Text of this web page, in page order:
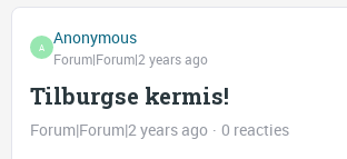
A Anonymous
Forum|Forum|2 years ago
Tilburgse kermis!
Forum|Forum|2 years ago
0 reacties